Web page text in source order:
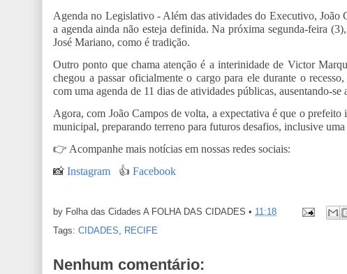
Agenda no Legislativo - Além das atividades do Executivo, João
a agenda ainda não esteja definida. Na próxima segunda-feira
José Mariano, como é tradição.
Outro ponto que chama atenção é a interinidade de Victor
chegou a passar oficialmente o cargo para ele durante o
com uma agenda de 11 dias de atividades públicas, ausentando-
Agora, com João Campos de volta, a expectativa é que o
municipal, preparando terreno para futuros desafios, inclusive
👉 Acompanhe mais notícias em nossas redes sociais:
📸 Instagram 👍 Facebook
by Folha das Cidades A FOLHA DAS CIDADES • 11:18
Tags: CIDADES, RECIFE
Nenhum comentário: